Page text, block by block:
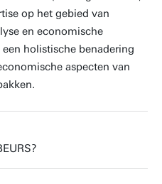
op het gebied van
en economische
holistische benadering
aspecten van